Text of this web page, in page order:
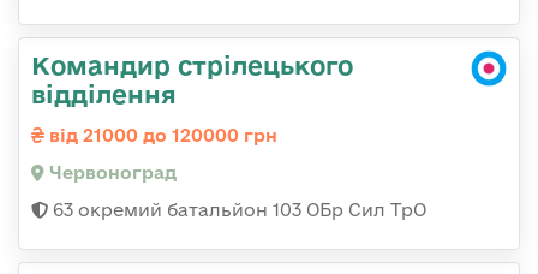
Командир стрілецького
відділення
від 21000 до 120000 грн
Червоноград
63 окремий батальйон 103 ОБр Сил ТрО